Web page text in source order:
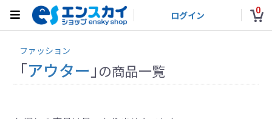
ログイン 0
ファッション
「アウター 」の商品一覧